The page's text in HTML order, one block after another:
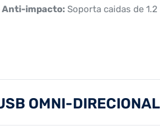
Anti-impacto:Soporta caidas de 1.2
OMNI-